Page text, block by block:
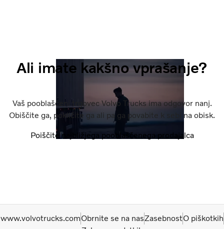
Ali imate kakšno vprašanje?
Vaš pooblaščeni trgovec Volvo Trucks ima odgovor nanj.
Obiščite ga, pokličite ga ali pa ga povabite k sebi na obisk.
Poiščite najbližjega pooblaščenega prodajalca
www.volvotrucks.comObrnite se na nasZasebnostO piškotkih